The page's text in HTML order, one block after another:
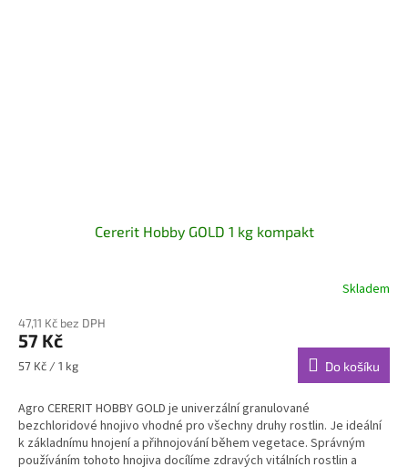
Cererit Hobby GOLD 1 kg kompakt
Skladem
47,11 Kč bez DPH
57 Kč
Měrná
57 Kč / 1 kg Do košíku
Agro CERERIT HOBBY GOLD je univerzální granulované
bezchloridové hnojivo vhodné pro všechny druhy rostlin. Je ideální
k základnímu hnojení a přihnojování během vegetace. Správným
používáním tohoto hnojiva docílíme zdravých vitálních rostlin a